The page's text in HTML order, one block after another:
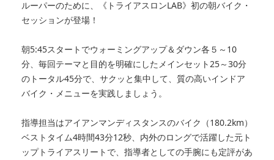
ルーパーのために、《トライアスロンLAB》初の朝バイク・
セッションが登場！
朝5:45スタートでウォーミングアップ＆ダウン各５～10
分、毎回テーマと目的を明確にしたメインセット25～30分
のトータル45分で、サクッと集中して、質の高いインドア
バイク・メニューを実践しましょう。
指導担当はアイアンマンディスタンスのバイク（180.2km）
ベストタイム4時間43分12秒、内外のロングで活躍した元ト
ップトライアスリートで、指導者としての手腕にも定評があ